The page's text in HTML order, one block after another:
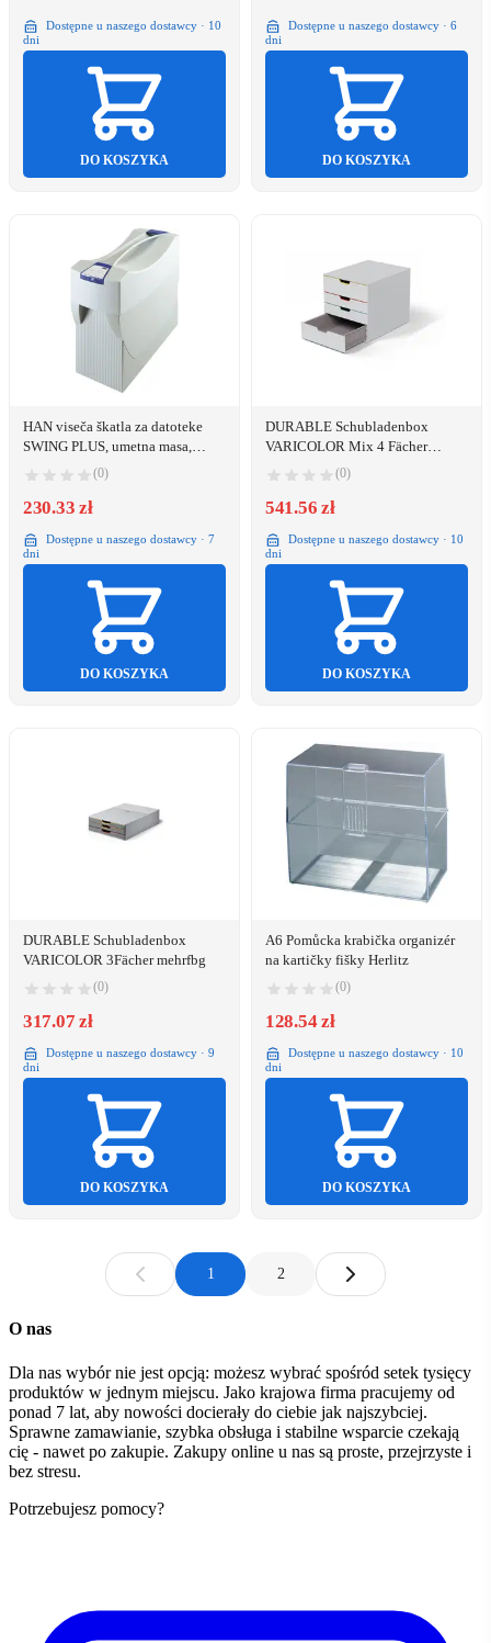
Dostępne u naszego dostawcy · 10
dni
DO KOSZYKA
Dostępne u naszego dostawcy · 6
dni
DO KOSZYKA
HAN viseča škatla za datoteke
SWING PLUS, umetna masa,
(0)
230.33 zł
Dostępne u naszego dostawcy · 7
dni
DO KOSZYKA
DURABLE Schubladenbox
VARICOLOR Mix 4 Fächer
(0)
541.56 zł
Dostępne u naszego dostawcy · 10
dni
DO KOSZYKA
DURABLE Schubladenbox
VARICOLOR 3Fächer mehrfbg
(0)
317.07 zł
Dostępne u naszego dostawcy · 9
dni
DO KOSZYKA
A6 Pomůcka krabička organizér
na kartičky fišky Herlitz
(0)
128.54 zł
Dostępne u naszego dostawcy · 10
dni
DO KOSZYKA
1 2
O nas
Dla nas wybór nie jest opcją: możesz wybrać spośród setek tysięcy
produktów w jednym miejscu. Jako krajowa firma pracujemy od
ponad 7 lat, aby nowości docierały do ciebie jak najszybciej.
Sprawne zamawianie, szybka obsługa i stabilne wsparcie czekają
cię - nawet po zakupie. Zakupy online u nas są proste, przejrzyste i
bez stresu.
Potrzebujesz pomocy?